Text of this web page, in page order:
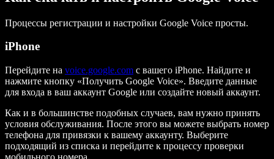
Процессы регистрации и настройки Google Voice просты.
iPhone
Перейдите на voice.google.com с вашего iPhone. Найдите и
нажмите кнопку «Получить Google Voice». Введите данные
для входа в ваш аккаунт Google или создайте новый аккаунт.
Как и в большинстве подобных случаев, вам нужно принять
условия обслуживания. После этого вы можете выбрать номер
телефона для привязки к вашему аккаунту. Выберите
подходящий из списка и перейдите к процессу проверки